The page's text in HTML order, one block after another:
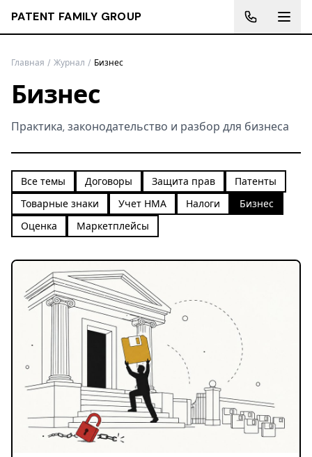
PATENT FAMILY GROUP
Главная / Журнал / Бизнес
Бизнес
Практика, законодательство и разбор для бизнеса
Все темы Договоры Защита прав
Патенты
Товарные знаки
Учет НМА Налоги
Бизнес
Оценка
Маркетплейсы